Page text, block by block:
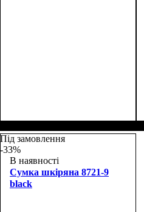
28*17*9
Під замовлення
-33%
В наявності
Сумка шкіряна 8721-9
black